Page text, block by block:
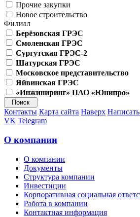
Прочие закупки
Новое строительство
Филиал
Берёзовская ГРЭС
Смоленская ГРЭС
Сургутская ГРЭС-2
Шатурская ГРЭС
Московское представительство
Яйвинская ГРЭС
«Инжиниринг» ПАО «Юнипро»
Контакты Карта сайта Наверх
VK Telegram
О компании
О компании
Документы
Структура компании
Инвестиции
Корпоративная социальная
Работа в компании
Контактная информация